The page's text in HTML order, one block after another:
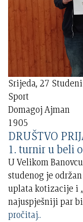
Srijeda, 27
Sport
Domagoj Ajman
1905
DRUŠTVO
1. turnir u beli
U Velikom
studenog je
uplata kotizacije i
najuspješniji par
pročitaj..